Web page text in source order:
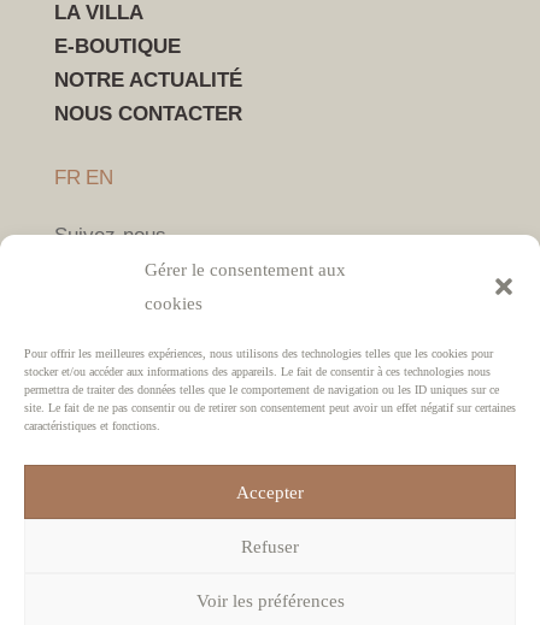
Gérer le consentement aux
cookies
Pour offrir les meilleures expériences, nous utilisons des technologies telles que les cookies pour
stocker et/ou accéder aux informations des appareils. Le fait de consentir à ces technologies nous
permettra de traiter des données telles que le comportement de navigation ou les ID uniques sur ce
site. Le fait de ne pas consentir ou de retirer son consentement peut avoir un effet négatif sur certaines
caractéristiques et fonctions.
Accepter
Refuser
Voir les préférences
LA VILLA
E-BOUTIQUE
NOTRE ACTUALITÉ
NOUS CONTACTER
FR EN
Suivez-nous
RGPD
L’abus d’alcool est dangereux pour la santé, à